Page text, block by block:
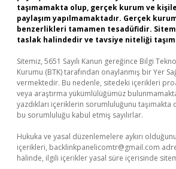
taşımamakta olup, gerçek kurum ve
paylaşım yapılmamaktadır. Gerçek
benzerlikleri tamamen tesadüfidir.
taslak halindedir ve tavsiye niteliği
Sitemiz, 5651 Sayılı Kanun gereğince Bilgi
Kurumu (BTK) tarafından onaylanmış bir Yer
vermektedir. Bu nedenle, sitedeki içerikleri
veya araştırma yükümlülüğümüz
yazdıkları içeriklerin sorumluluğunu
bu sorumluluğu kabul etmiş sayılırlar.
Hukuka ve yasal düzenlemelere aykırı
içerikleri, backlinkpanelicomtr@gmail.com
halinde, ilgili içerikler yasal süre içerisinde